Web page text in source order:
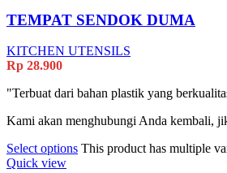
TEMPAT SENDOK DUMA
KITCHEN UTENSILS
Rp 28.900
"Terbuat dari bahan plastik yang
Kami akan menghubungi Anda kembali,
Select options This product has multiple
Quick view